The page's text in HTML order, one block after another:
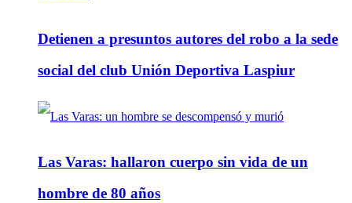
Detienen a presuntos autores del robo a la sede
social del club Unión Deportiva Laspiur
Las Varas: hallaron cuerpo sin vida de un
hombre de 80 años